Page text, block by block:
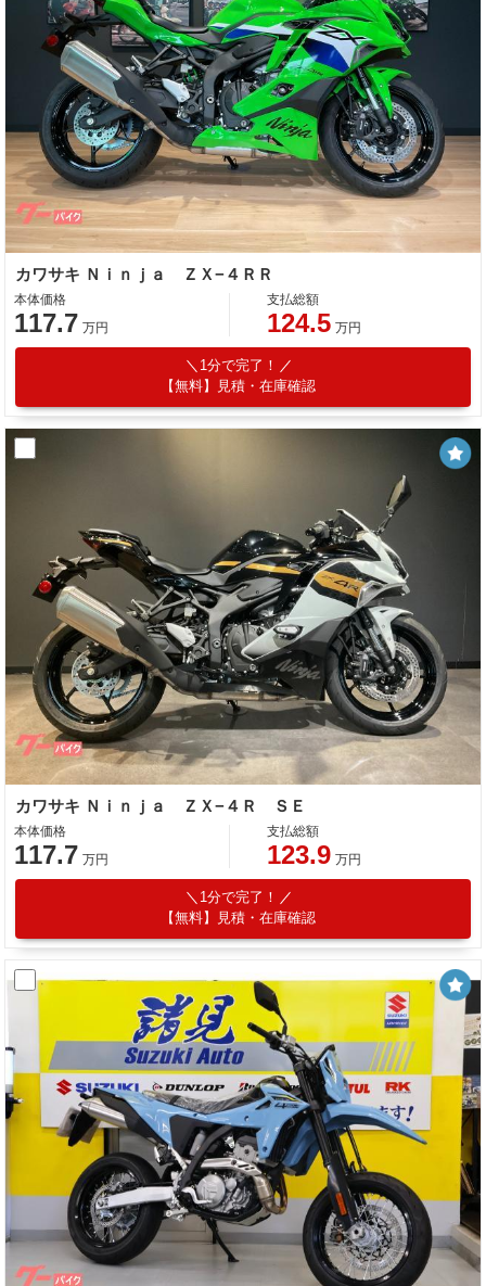
カワサキ Ｎｉｎｊａ ＺＸ−４ＲＲ
本体価格
117.7 万円
支払総額
124.5 万円
1分で完了！
【無料】見積・在庫確認
カワサキ Ｎｉｎｊａ ＺＸ−４Ｒ ＳＥ
本体価格
117.7 万円
支払総額
123.9 万円
1分で完了！
【無料】見積・在庫確認